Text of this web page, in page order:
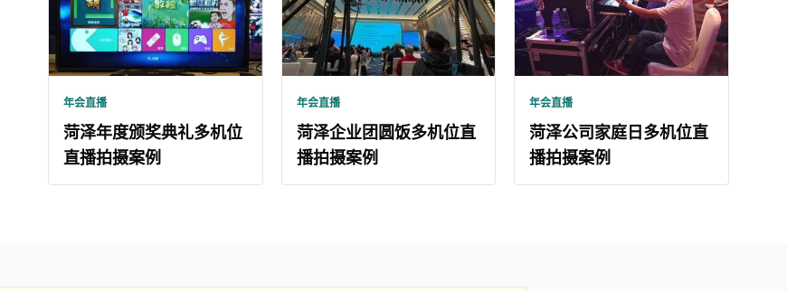
年会直播
菏泽年度颁奖典礼多机位
直播拍摄案例
年会直播
菏泽企业团圆饭多机位直
播拍摄案例
年会直播
菏泽公司家庭日多机位直
播拍摄案例